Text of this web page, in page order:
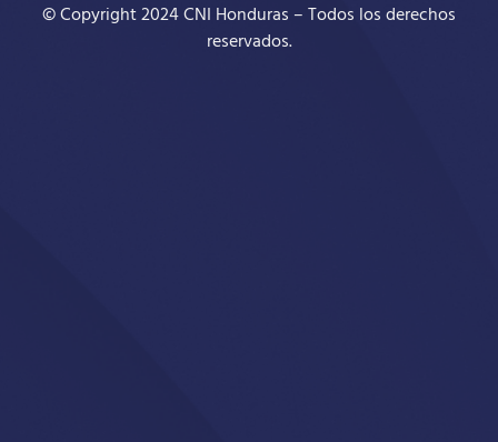
© Copyright 2024 CNI Honduras – Todos los derechos
reservados.